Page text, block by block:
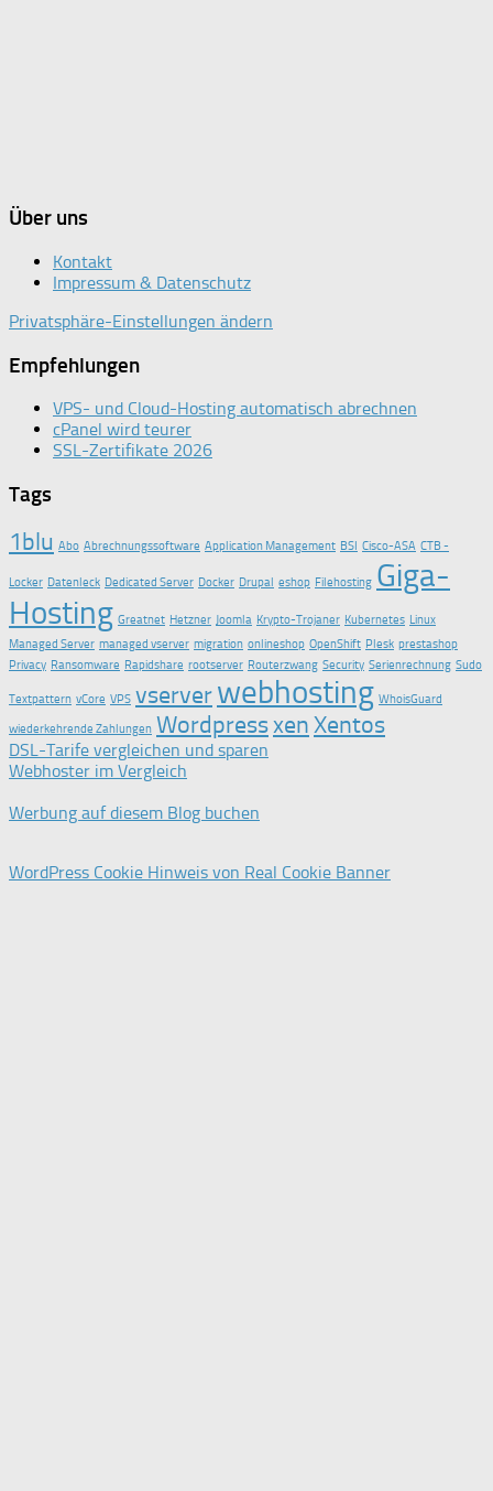
Über uns
Kontakt
Impressum & Datenschutz
Privatsphäre-Einstellungen ändern
Empfehlungen
VPS- und Cloud-Hosting automatisch abrechnen
cPanel wird teurer
SSL-Zertifikate 2026
Tags
1blu Abo Abrechnungssoftware Application Management BSI Cisco-ASA CTB -
Locker Datenleck Dedicated Server Docker Drupal eshop Filehosting Giga-
Hosting Greatnet Hetzner Joomla Krypto-Trojaner Kubernetes Linux
Managed Server managed vserver migration onlineshop OpenShift Plesk prestashop
Privacy Ransomware Rapidshare rootserver Routerzwang Security Serienrechnung Sudo
Textpattern vCore VPS vserverwebhosting WhoisGuard
wiederkehrende Zahlungen WordpressxenXentos
DSL-Tarife vergleichen und sparen
Webhoster im Vergleich
Werbung auf diesem Blog buchen
WordPress Cookie Hinweis von Real Cookie Banner